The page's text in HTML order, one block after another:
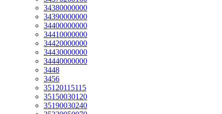
34380000000
34390000000
34400000000
34410000000
34420000000
34430000000
34440000000
3448
3456
35120115115
35150030120
35190030240